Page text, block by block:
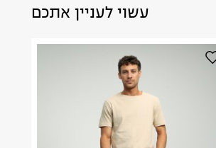
עשוי לעניין אתכם